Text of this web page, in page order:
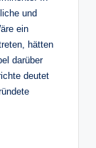
und
ein
hätten
darüber
deutet